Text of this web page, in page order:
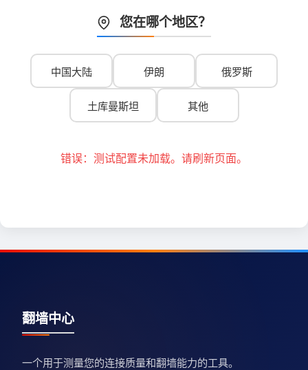
您在哪个地区？
中国大陆 伊朗 俄罗斯
土库曼斯坦 其他
错误：测试配置未加载。请刷新页面。
翻墙中心
一个用于测量您的连接质量和翻墙能力的工具。